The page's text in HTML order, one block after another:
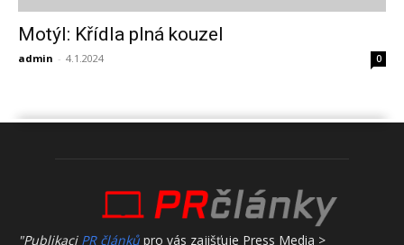
Motýl: Křídla plná kouzel
admin - 4.1.2024 0
"Publikaci PR článků pro vás zajišťuje Press Media >